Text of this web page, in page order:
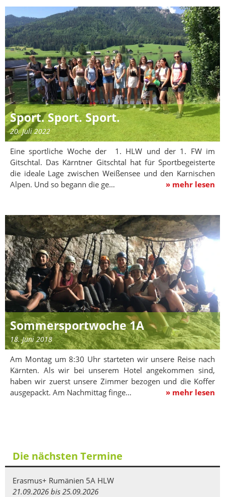
Sport. Sport. Sport.
20. Juli 2022
Eine sportliche Woche der 1. HLW und der 1. FW im
Gitschtal. Das Kärntner Gitschtal hat für Sportbegeisterte
die ideale Lage zwischen Weißensee und den Karnischen
Alpen. Und so begann die ge…
» mehr lesen
Sommersportwoche 1A
18. Juni 2018
Am Montag um 8:30 Uhr starteten wir unsere Reise nach
Kärnten. Als wir bei unserem Hotel angekommen sind,
haben wir zuerst unsere Zimmer bezogen und die Koffer
ausgepackt. Am Nachmittag finge…
» mehr lesen
Die nächsten Termine
Erasmus+ Rumänien 5A HLW
21.09.2026 bis 25.09.2026